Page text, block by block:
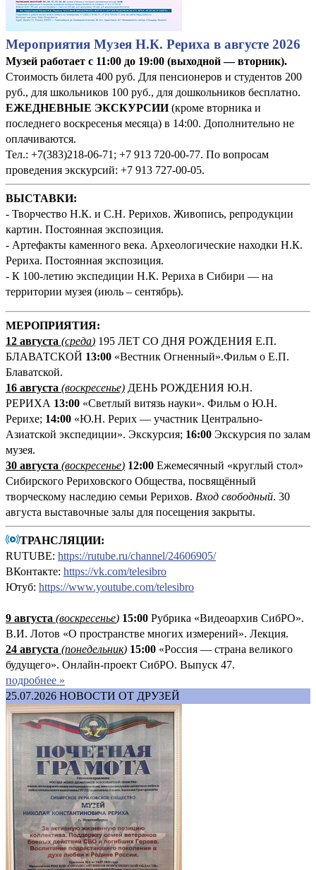
Мероприятия Музея Н.К. Рериха в августе 2026
Музей работает с 11:00 до 19:00 (выходной — вторник).
Стоимость билета 400 руб. Для пенсионеров и студентов 200
руб., для школьников 100 руб., для дошкольников бесплатно.
ЕЖЕДНЕВНЫЕ ЭКСКУРСИИ(кроме вторника и
последнего воскресенья месяца) в 14:00. Дополнительно не
оплачиваются.
Тел.: +7(383)218-06-71; +7 913 720-00-77. По вопросам
проведения экскурсий: +7 913 727-00-05.
ВЫСТАВКИ:
- Творчество Н.К. и С.Н. Рерихов. Живопись, репродукции
картин. Постоянная экспозиция.
- Артефакты каменного века. Археологические находки Н.К.
Рериха. Постоянная экспозиция.
- К 100-летию экспедиции Н.К. Рериха в Сибири — на
территории музея (июль – сентябрь).
МЕРОПРИЯТИЯ:
12 августа (среда) 195 ЛЕТ СО ДНЯ РОЖДЕНИЯ Е.П.
БЛАВАТСКОЙ 13:00 «Вестник Огненный».Фильм о Е.П.
Блаватской.
16 августа (воскресенье) ДЕНЬ РОЖДЕНИЯ Ю.Н.
РЕРИХА 13:00 «Светлый витязь науки». Фильм о Ю.Н.
Рерихе; 14:00 «Ю.Н. Рерих — участник Центрально-
Азиатской экспедиции». Экскурсия; 16:00 Экскурсия по залам
музея.
30 августа (воскресенье) 12:00 Ежемесячный «круглый стол»
Сибирского Рериховского Общества, посвящённый
творческому наследию семьи Рерихов. Вход свободный. 30
августа выставочные залы для посещения закрыты.
ТРАНСЛЯЦИИ:
RUTUBE: https://rutube.ru/channel/24606905/
ВКонтакте: https://vk.com/telesibro
Ютуб: https://www.youtube.com/telesibro
9 августа (воскресенье) 15:00 Рубрика «Видеоархив СибРО».
В.И. Лотов «О пространстве многих измерений». Лекция.
24 августа (понедельник) 15:00 «Россия — страна великого
будущего». Онлайн-проект СибРО. Выпуск 47.
подробнее »
25.07.2026 НОВОСТИ ОТ ДРУЗЕЙ